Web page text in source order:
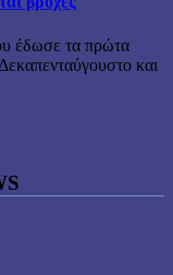
έδωσε τα πρώτα
και